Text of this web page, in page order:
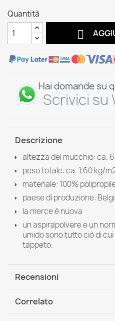
Quantità

Hai domande su
Scrivici su
Descrizione
altezza del mucchio: ca.
peso totale: ca. 1,60 kg/
materiale: 100%
paese di produzione:
la merce è nuova
un aspirapolvere e un
umido sono tutto ciò di
tappeto.
Recensioni
Correlato